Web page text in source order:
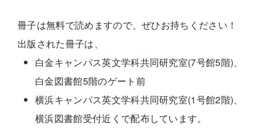
冊子は無料で読めますので、ぜひお持ちください！
出版された冊子は、
白金キャンパス英文学科共同研究室(7号館5階)、
白金図書館5階のゲート前
横浜キャンパス英文学科共同研究室(1号館2階)、
横浜図書館受付近くで配布しています。